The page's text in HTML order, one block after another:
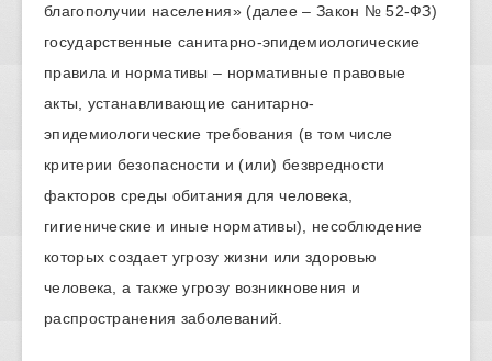
благополучии населения» (далее – Закон № 52-ФЗ)
государственные санитарно-эпидемиологические
правила и нормативы – нормативные правовые
акты, устанавливающие санитарно-
эпидемиологические требования (в том числе
критерии безопасности и (или) безвредности
факторов среды обитания для человека,
гигиенические и иные нормативы), несоблюдение
которых создает угрозу жизни или здоровью
человека, а также угрозу возникновения и
распространения заболеваний.